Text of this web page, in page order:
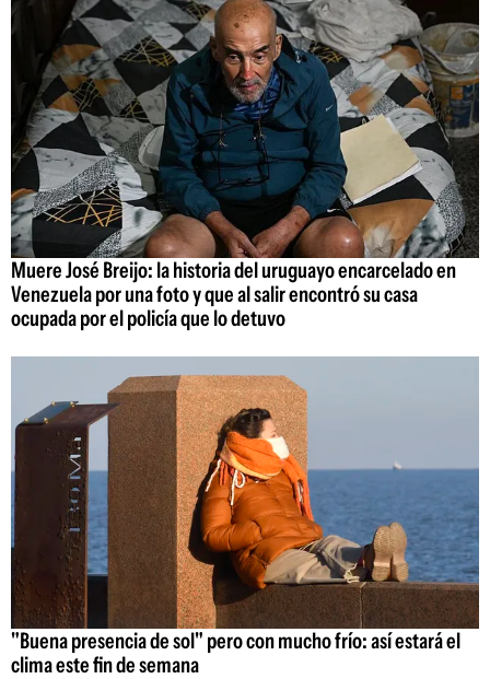
Muere José Breijo: la historia del uruguayo encarcelado en
Venezuela por una foto y que al salir encontró su casa
ocupada por el policía que lo detuvo
"Buena presencia de sol" pero con mucho frío: así estará el
clima este fin de semana